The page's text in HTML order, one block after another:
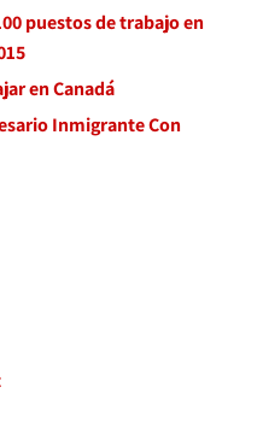
puestos de trabajo en
en Canadá
Inmigrante Con